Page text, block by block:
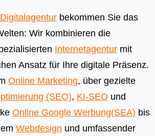
bekommen Sie das
Wir kombinieren die
Internetagentur mit
Ansatz für Ihre digitale Präsenz.
Online Marketing, über gezielte
(SEO), KI-SEO und
Online Google Werbung(SEA) bis
Webdesign und umfassender